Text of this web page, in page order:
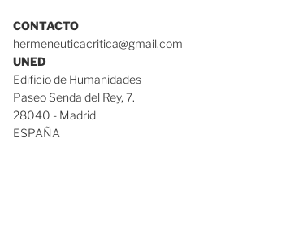
CONTACTO
hermeneuticacritica@gmail.com
UNED
Edificio de Humanidades
Paseo Senda del Rey, 7.
28040 - Madrid
ESPAÑA